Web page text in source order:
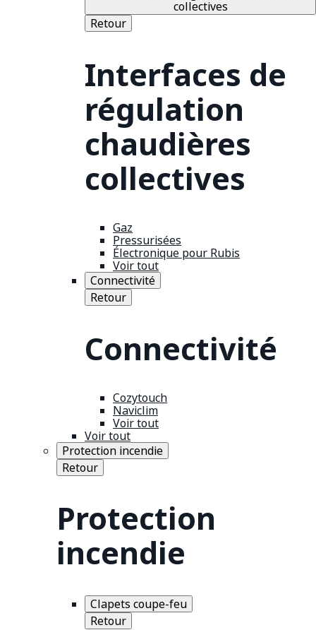
collectives
Retour
Interfaces de
régulation
chaudières
collectives
Gaz
Pressurisées
Électronique pour Rubis
Voir tout
Connectivité
Retour
Connectivité
Cozytouch
Naviclim
Voir tout
Voir tout
Protection incendie
Retour
Protection
incendie
Clapets coupe-feu
Retour